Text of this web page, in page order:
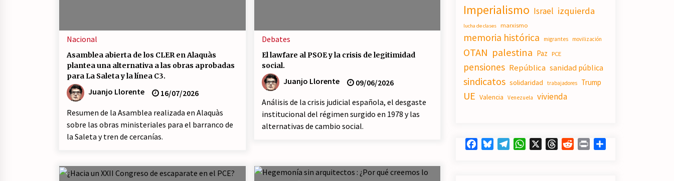
Actos en Valencia y Alicante contra
la represión del activismo por
Palestina.
16/07/2026
Asamblea abierta de los CLER en
Alaquàs plantea una alternativa a
las obras aprobadas para La Saleta y
la línea C3.
Declaración de Estambul por un
14/07/2026
El fuego no tiene la culpa en Los
Gallardos (Almería)
Nacional
Asamblea abierta de los CLER en Alaquàs
plantea una alternativa a las obras aprobadas
para La Saleta y la línea C3.
Juanjo Llorente
16/07/2026
Resumen de la Asamblea realizada en Alaquàs
sobre las obras ministeriales para el barranco de
la Saleta y tren de cercanías.
Debates
El lawfare al PSOE y la crisis de legitimidad
social.
Juanjo Llorente
09/06/2026
Análisis de la crisis judicial española, el desgaste
institucional del régimen surgido en 1978 y las
alternativas de cambio social.
Imperialismo Israel izquierda
lucha de clases marxismo
memoria histórica migrantes movilización
OTAN palestina Paz PCE
pensiones República sanidad pública
sindicatos solidaridad trabajadores Trump
UE Valencia Venezuela vivienda
FacebookBlueskyTelegramWhatsApp ThreadsReddit Print